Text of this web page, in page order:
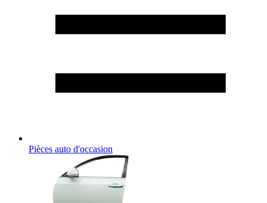
Pièces auto d'occasion